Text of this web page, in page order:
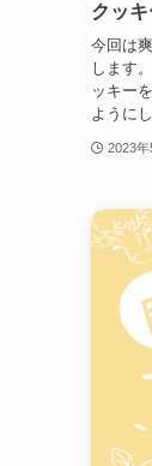
クッ
今回は
します
ッキー
ように
2023年